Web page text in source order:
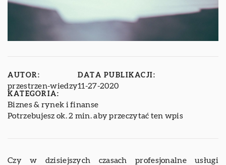
AUTOR:
przestrzen-wiedzy
DATA PUBLIKACJI:
11-27-2020
KATEGORIA:
Biznes & rynek i finanse
Potrzebujesz ok. 2 min. aby przeczytać ten wpis
Czy w dzisiejszych czasach profesjonalne usługi